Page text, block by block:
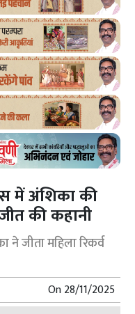
में अंशिका की
की कहानी
जीता महिला रिकर्व
On28/11/2025